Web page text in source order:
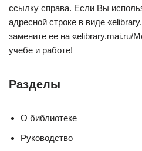
ссылку справа. Если Вы
адресной строке в виде
замените ее на «elibrary.mai.ru/
учебе и работе!
Разделы
О библиотеке
Руководство